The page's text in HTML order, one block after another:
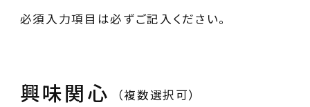
必須入力項目は必ずご記入ください。
興味関心 （複数選択可）